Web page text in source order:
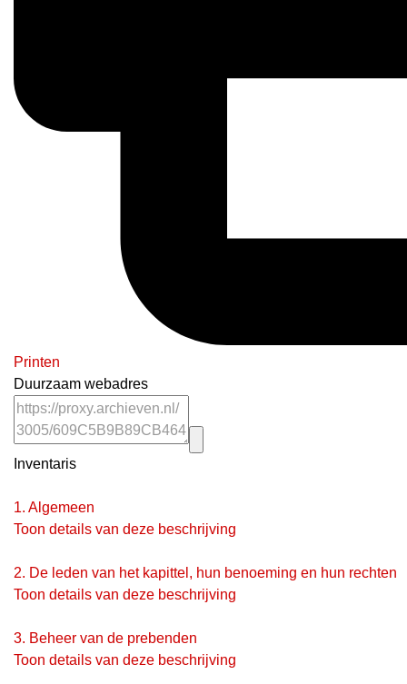
Printen
Duurzaam webadres
Inventaris
1. Algemeen
Toon details van deze beschrijving
2. De leden van het kapittel, hun benoeming en hun rechten
Toon details van deze beschrijving
3. Beheer van de prebenden
Toon details van deze beschrijving